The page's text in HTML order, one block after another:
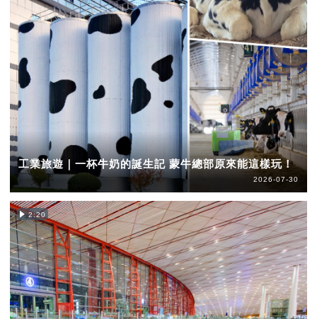
工業旅遊｜一杯牛奶的誕生記 蒙牛總部原來能這樣玩！
2026-07-30
2:20